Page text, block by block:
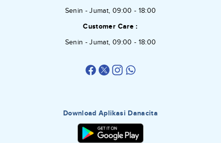
Senin - Jumat, 09:00 - 18:00
Customer Care :
Senin - Jumat, 09:00 - 18:00
Download Aplikasi Danacita